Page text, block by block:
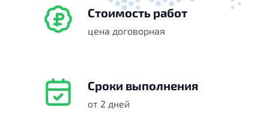
Стоимость работ
цена договорная
Сроки выполнения
от 2 дней